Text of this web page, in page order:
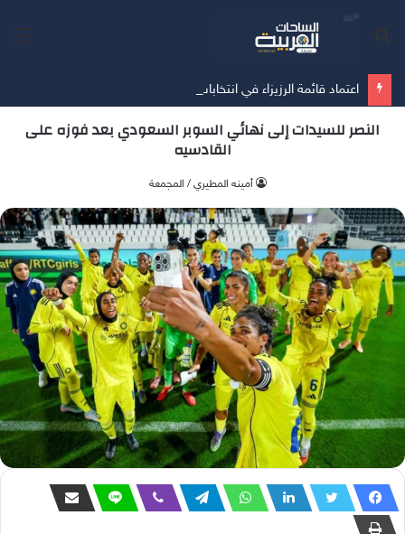
اعتماد قائمة الرزيزاء في انتخابات اتحاد كرة القدم
النصر للسيدات إلى نهائي السوبر السعودي بعد فوزه على
القادسيه
أمينه المطيري / المجمعة